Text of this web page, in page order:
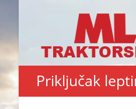
Priključak